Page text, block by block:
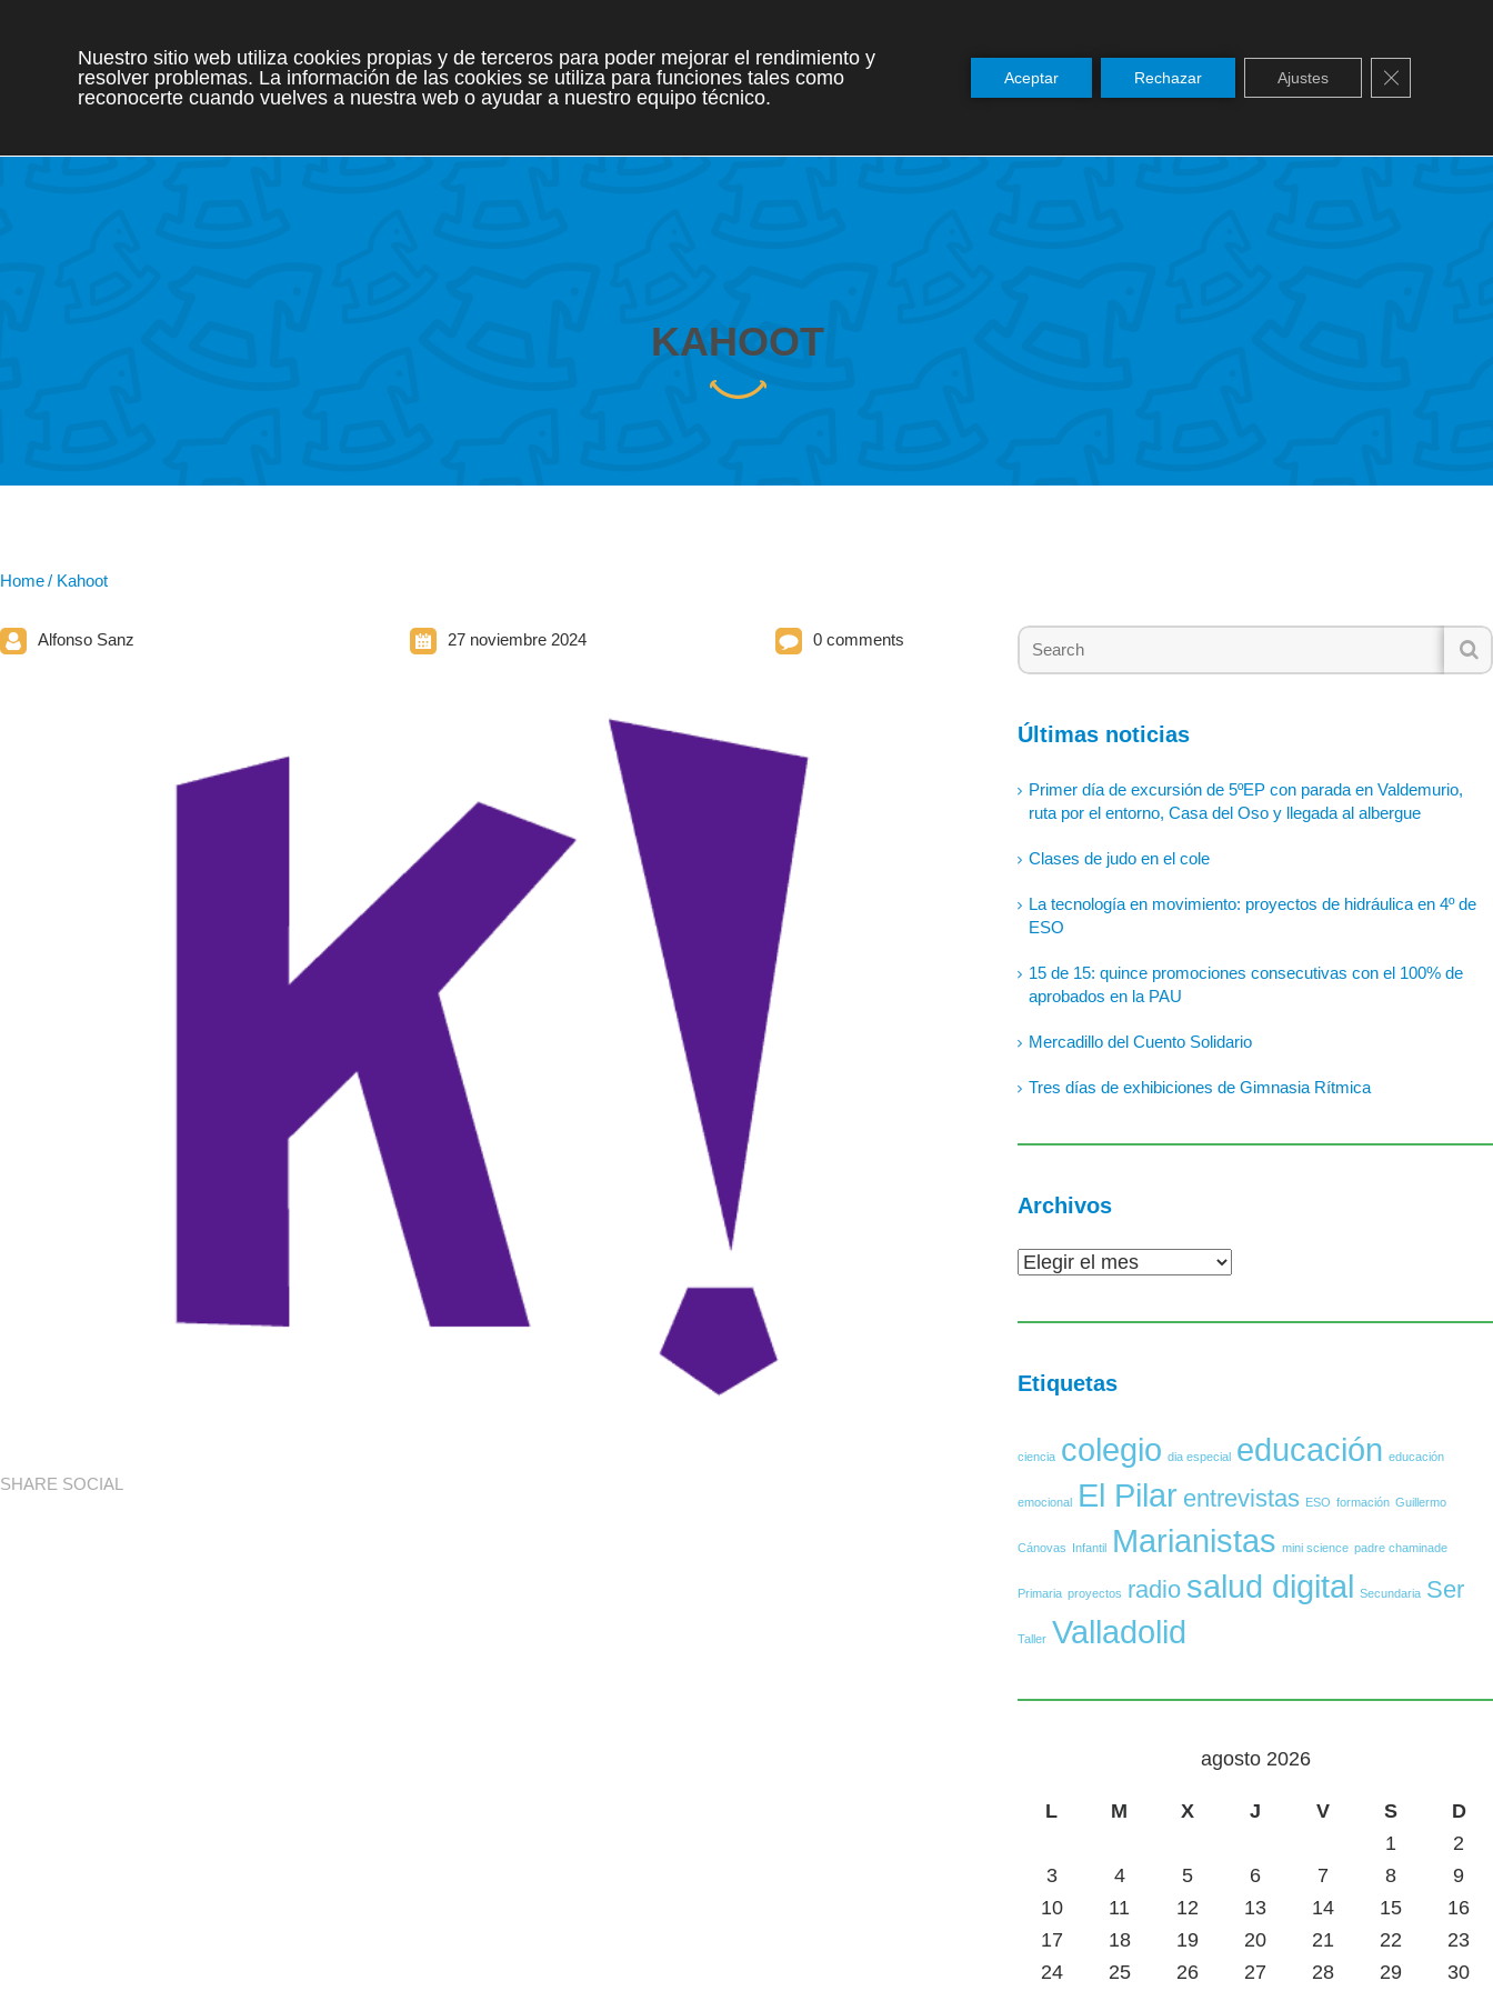
INICIO SERVICIOS NOTICIAS PASTORAL
KAHOOT
Home Kahoot
Alfonso Sanz 27 noviembre 2024 0 comments
SHARE SOCIAL
Últimas noticias
Primer día de excursión de 5ºEP con parada en Valdemurio,
ruta por el entorno, Casa del Oso y llegada al albergue
Clases de judo en el cole
La tecnología en movimiento: proyectos de hidráulica en 4º de
ESO
15 de 15: quince promociones consecutivas con el 100% de
aprobados en la PAU
Mercadillo del Cuento Solidario
Tres días de exhibiciones de Gimnasia Rítmica
Archivos
Etiquetas
ciencia colegio dia especial educación educación
emocional El Pilar entrevistas ESO formación Guillermo
Cánovas Infantil Marianistas mini science padre chaminade
Primaria proyectos radio salud digital Secundaria Ser
Taller Valladolid
agosto 2026
L M X J V S
D
1
2
3
4 5 6 7 8
9
10
11 12 13 14 15
16
17
18 19 20 21 22
23
24
25 26 27 28 29 30
Nuestro sitio web utiliza cookies propias y de terceros para poder mejorar el rendimiento y
resolver problemas. La información de las cookies se utiliza para funciones tales como
reconocerte cuando vuelves a nuestra web o ayudar a nuestro equipo técnico.
Aceptar Rechazar Ajustes Cerrar el